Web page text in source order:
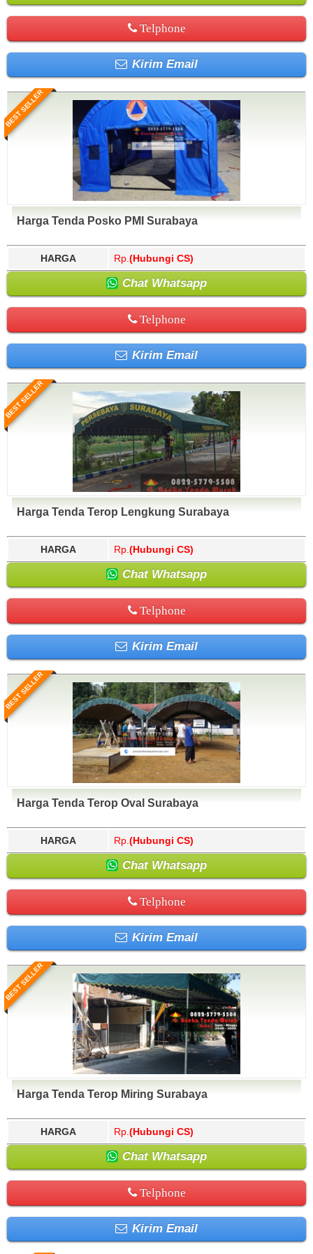
Telphone
Kirim Email
BEST SELLER
Harga Tenda Posko PMI Surabaya
HARGA Rp. (Hubungi CS)
Chat Whatsapp
Telphone
Kirim Email
BEST SELLER
Harga Tenda Terop Lengkung Surabaya
HARGA Rp. (Hubungi CS)
Chat Whatsapp
Telphone
Kirim Email
BEST SELLER
Harga Tenda Terop Oval Surabaya
HARGA Rp. (Hubungi CS)
Chat Whatsapp
Telphone
Kirim Email
BEST SELLER
Harga Tenda Terop Miring Surabaya
HARGA Rp. (Hubungi CS)
Chat Whatsapp
Telphone
Kirim Email